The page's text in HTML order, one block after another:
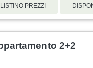
LISTINO PREZZI
2+2